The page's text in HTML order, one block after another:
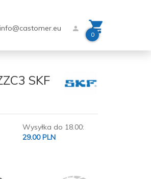
info@castomer.eu
0
SKF
Wysyłka do 18.00:
29.00 PLN